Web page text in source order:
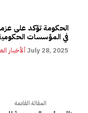
الحكومة تؤكد على
في المؤسسات
ألأخبار July 28, 2025
المقالة القادمة